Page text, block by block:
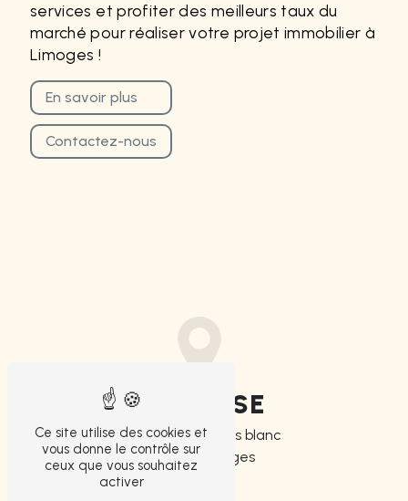
services et profiter des meilleurs taux du
marché pour réaliser votre projet immobilier à
Limoges !
En savoir plus
Contactez-nous
ADRESSE
4 Boulevard Louis blanc
87000 Limoges
Ce site utilise des cookies et
vous donne le contrôle sur
ceux que vous souhaitez
activer